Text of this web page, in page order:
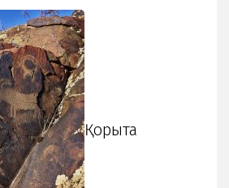
Қорыта